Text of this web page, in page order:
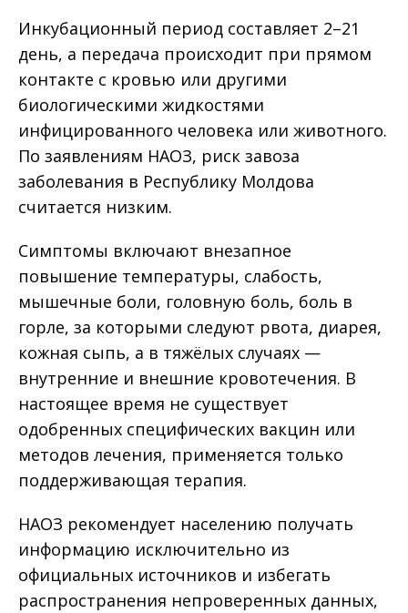
Инкубационный период составляет 2–21
день, а передача происходит при прямом
контакте с кровью или другими
биологическими жидкостями
инфицированного человека или животного.
По заявлениям НАОЗ, риск завоза
заболевания в Республику Молдова
считается низким.
Симптомы включают внезапное
повышение температуры, слабость,
мышечные боли, головную боль, боль в
горле, за которыми следуют рвота, диарея,
кожная сыпь, а в тяжёлых случаях —
внутренние и внешние кровотечения. В
настоящее время не существует
одобренных специфических вакцин или
методов лечения, применяется только
поддерживающая терапия.
НАОЗ рекомендует населению получать
информацию исключительно из
официальных источников и избегать
распространения непроверенных данных,